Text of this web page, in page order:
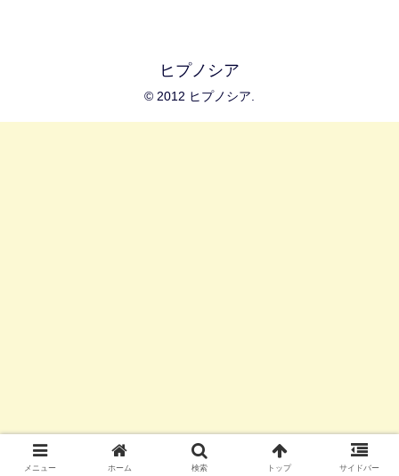
ヒプノシア
© 2012 ヒプノシア.
メニュー ホーム 検索 トップ サイドバー